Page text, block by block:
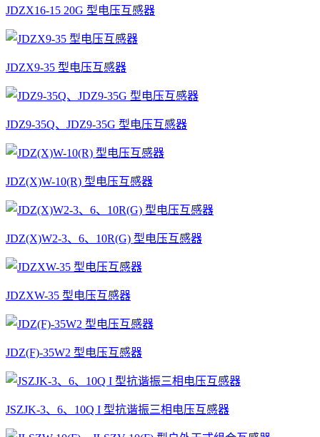
JDZX16-15 20G 型电压互感器
JDZX9-35 型电压互感器
JDZ9-35Q、JDZ9-35G 型电压互感器
JDZ(X)W-10(R) 型电压互感器
JDZ(X)W2-3、6、10R(G) 型电压互感器
JDZXW-35 型电压互感器
JDZ(F)-35W2 型电压互感器
JSZJK-3、6、10Q I 型抗谐振三相电压互感器